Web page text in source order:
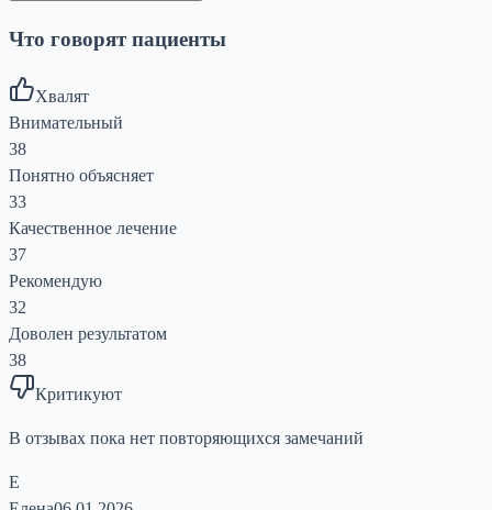
Что говорят пациенты
Хвалят
Внимательный
38
Понятно объясняет
33
Качественное лечение
37
Рекомендую
32
Доволен результатом
38
Критикуют
В отзывах пока нет повторяющихся замечаний
Е